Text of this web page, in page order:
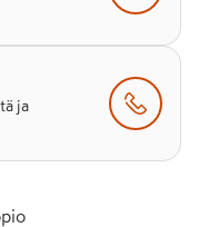
ja